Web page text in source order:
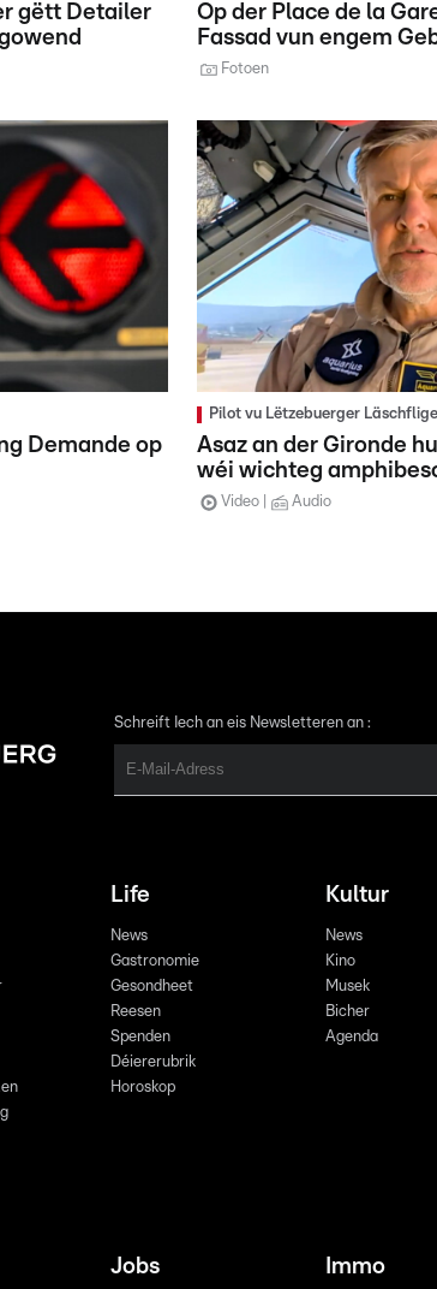
gëtt Detailer
Op der Place de la
Fassad vun engem
Fotoen
Demande op
Pilot vu Lëtzebuerger
Asaz an der Gironde
wéi wichteg
Video Audio
Schreift Iech an eis Newsletteren an :
Life
News
Gastronomie
Gesondheet
Reesen
Spenden
Déiererubrik
Horoskop
Kultur
News
Kino
Musek
Bicher
Agenda
Jobs Immo